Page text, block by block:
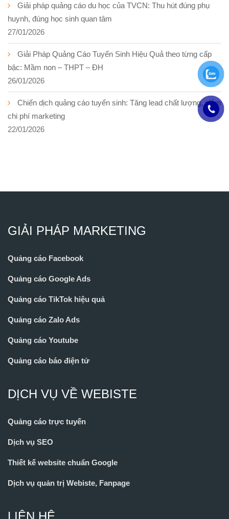
Giải pháp quảng cáo du học của TVCN: Thu hút đúng phụ
huynh, đúng học sinh quan tâm
27/01/2026
Giải Pháp Quảng Cáo Tuyển Sinh Hiệu Quả theo từng cấp
bậc: Mầm non – THPT – ĐH
26/01/2026
Chiến dịch quảng cáo tuyển sinh: Tăng lead chất lượng, giảm
chi phí marketing
22/01/2026
GIẢI PHÁP MARKETING
Quảng cáo Facebook
Quảng cáo Google Ads
Quảng cáo TikTok hiệu quả
Quảng cáo Zalo Ads
Quảng cáo Youtube
Quảng cáo báo điện tử
DỊCH VỤ VỀ WEBISTE
Quảng cáo trực tuyến
Dịch vụ SEO
Thiết kế website chuẩn Google
Dịch vụ quản trị Webiste, Fanpage
LIÊN HỆ